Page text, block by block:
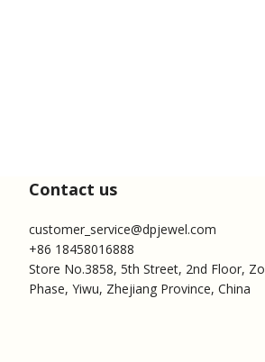
Contact us
customer_service@dpjewel.com
+86 18458016888
Store No.3858, 5th Street, 2nd Floor,
Phase, Yiwu, Zhejiang Province, China